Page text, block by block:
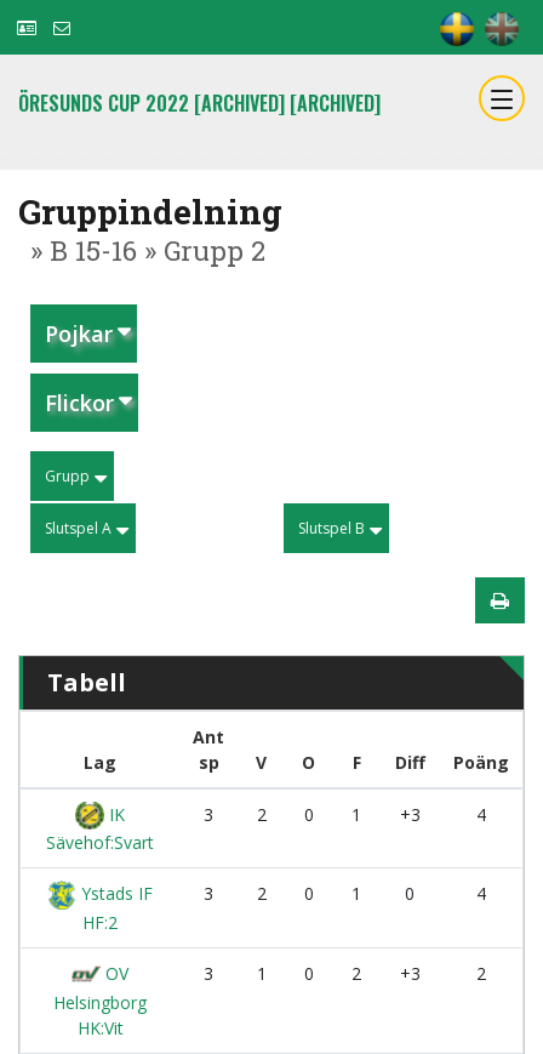
ÖRESUNDS CUP 2022 [ARCHIVED] [ARCHIVED]
Gruppindelning
» B 15-16 » Grupp 2
Pojkar
Flickor
Grupp
Slutspel A Slutspel B
Tabell
Lag
Ant
sp
V O F Diff Poäng
IK
Sävehof:Svart
3 2 0 1 +3 4
Ystads IF
HF:2
3 2 0 1 0 4
OV
Helsingborg
HK:Vit
3 1 0 2 +3 2